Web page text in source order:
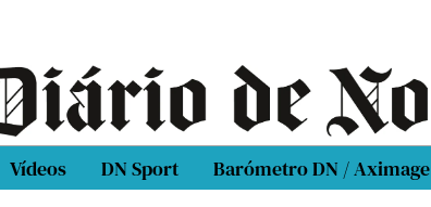
Vídeos DN Sport Barómetro DN / Aximage